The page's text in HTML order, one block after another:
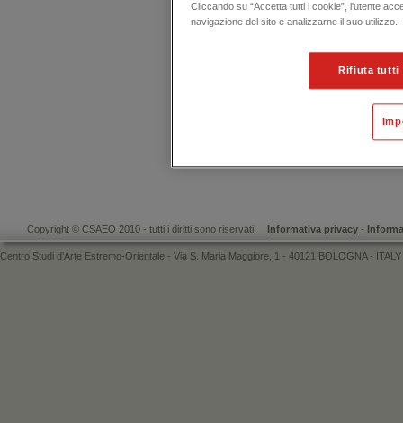
Copyright © CSAEO 2010 - tutti i diritti sono riservati. Informativa privacy -
Centro Studi d'Arte Estremo-Orientale - Via S. Maria Maggiore, 1 - 40121 BOLOGNA -
Cliccando su “Accetta tutti i cookie”, l'utente
navigazione del sito e analizzarne il suo utilizzo.
Rifiuta tutti